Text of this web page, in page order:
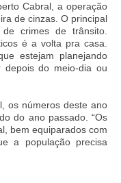
Cabral, a operação
de cinzas. O principal
crimes de trânsito.
é a volta pra casa.
estejam planejando
do meio-dia ou
os números deste ano
do ano passado. “Os
bem equiparados com
a população precisa